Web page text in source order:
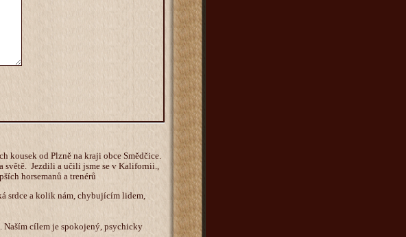
kousek od Plzně na kraji obce Smědčice.
světě. Jezdili a učili jsme se v Kalifornii.,
horsemanů a trenérů
srdce a kolik nám, chybujícím lidem,
Naším cílem je spokojený, psychicky